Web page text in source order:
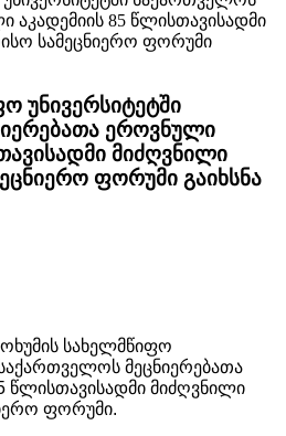
უნივერსიტეტში
ეროვნული
მიძღვნილი
ფორუმი გაიხსნა
სახელმწიფო
საქართველოს მეცნიერებათა
წლისთავისადმი მიძღვნილი
ფორუმი.